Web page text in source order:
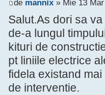
de mannix» Mie 13
Salut.As dori sa
de-a lungul
kituri de
pt liniile electrice
fidela existand
de interventie.